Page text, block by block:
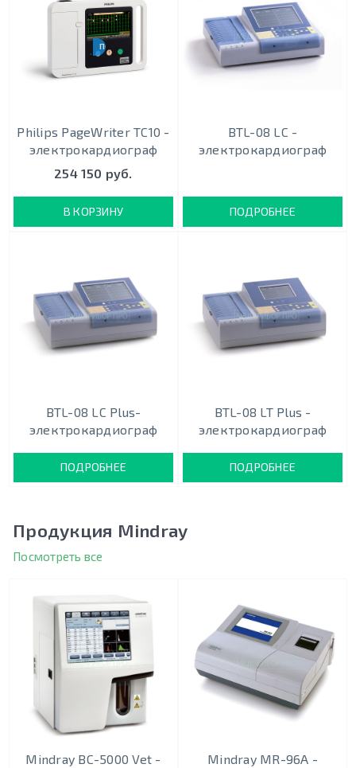
ПОРТАТИВНЫЙ
Philips PageWriter TC10 -
электрокардиограф
254 150 руб.
В КОРЗИНУ
BTL-08 LC -
электрокардиограф
ПОДРОБНЕЕ
BTL-08 LC Plus-
электрокардиограф
ПОДРОБНЕЕ
BTL-08 LT Plus -
электрокардиограф
ПОДРОБНЕЕ
Продукция Mindray
Посмотреть все
Mindray BC-5000 Vet -
Mindray MR-96A -